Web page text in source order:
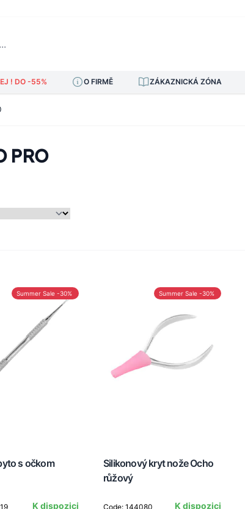
! DO -55% O FIRMĚ ZÁKAZNICKÁ ZÓNA
PRO
Summer Sale -30%
s očkom
K dispozici
Summer Sale -30%
Silikonový kryt nože Ocho
růžový
Code: 144080
K dispozici